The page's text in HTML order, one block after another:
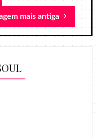
mais antiga